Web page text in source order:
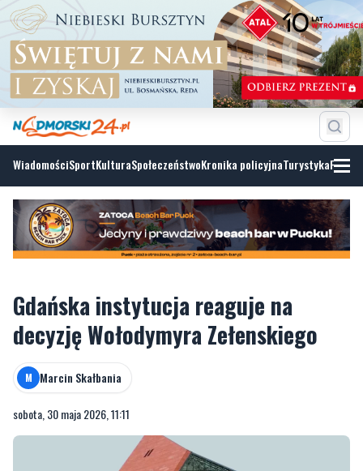
WiadomościSportKulturaSpołeczeństwoKronika policyjnaTurystyka
Gdańska instytucja reaguje na
decyzję Wołodymyra Zełenskiego
M Marcin Skałbania
sobota, 30 maja 2026, 11:11